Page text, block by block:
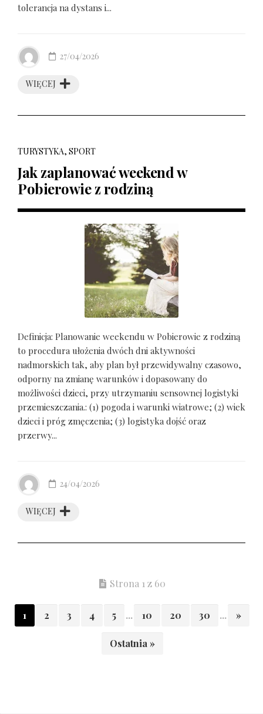
tolerancja na dystans i...
WIĘCEJ
27/04/2026
TURYSTYKA, SPORT
Jak zaplanować weekend w
Pobierowie z rodziną
Definicja: Planowanie weekendu w Pobierowie z rodziną
to procedura ułożenia dwóch dni aktywności
nadmorskich tak, aby plan był przewidywalny czasowo,
odporny na zmianę warunków i dopasowany do
możliwości dzieci, przy utrzymaniu sensownej logistyki
przemieszczania.: (1) pogoda i warunki wiatrowe; (2) wiek
dzieci i próg zmęczenia; (3) logistyka dojść oraz
przerwy...
WIĘCEJ
24/04/2026
Strona 1 z 60
1 2 3 4 5 ... 10 20 30 ... »
Ostatnia »